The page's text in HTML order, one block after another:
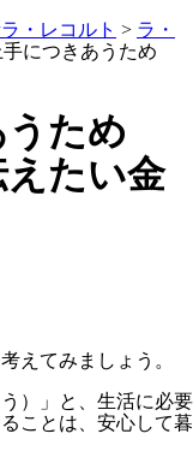
・レコルト > ラ・
につきあうため
ため
たい金
えてみましょう。
）」と、生活に必要
ことは、安心して暮